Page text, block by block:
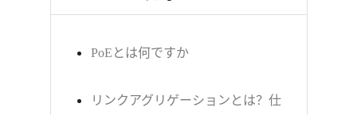
PoEとは何ですか
リンクアグリゲーションとは？仕